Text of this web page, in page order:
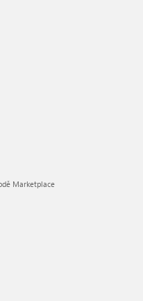
Marketplace